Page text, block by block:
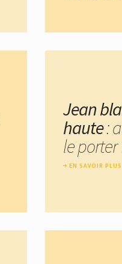
Jean
haute:
le porter
EN SAVOIR PLUS